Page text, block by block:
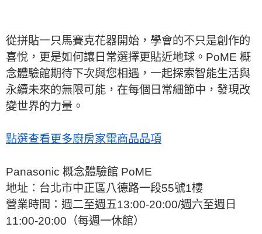
從拼貼一只馬賽克花器開始，學會的不只是創作的
喜悅，更是如何讓日常選擇更貼近地球。PoME 概
念體驗館期待下次與您相遇，一起探索智能生活與
永續未來的無限可能，在每個日常細節中，發現改
變世界的力量。
點選查看更多廚房家電商品品項
Panasonic 概念體驗館 PoME
地址：台北市中正區八德路一段55號1樓
營業時間：週二至週五13:00-20:00/週六至週日
11:00-20:00（每週一休館）